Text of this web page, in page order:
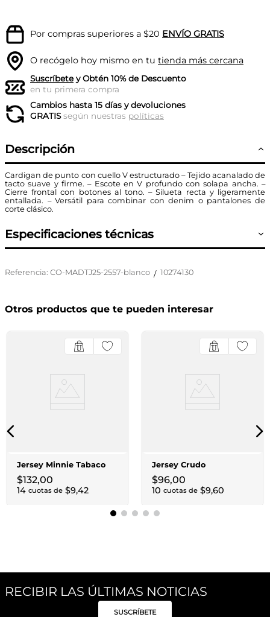
Por compras superiores a $20 ENVÍO GRATIS
O recógelo hoy mismo en tu tienda más cercana
Suscríbetey Obtén 10% de Descuento
en tu primera compra
Cambios hasta 15 días y devoluciones
GRATISsegún nuestras políticas
Descripción
Cardigan de punto con cuello V estructurado – Tejido acanalado de
tacto suave y firme. – Escote en V profundo con solapa ancha. –
Cierre frontal con botones al tono. – Silueta recta y ligeramente
entallada. – Versátil para combinar con denim o pantalones de
corte clásico.
Especificaciones técnicas
Referencia: CO-MADTJ25-2557-blanco / 10274130
Otros productos que te pueden interesar
Jersey Minnie Tabaco
$132,00
14 cuotas de $9,42
Jersey Crudo
$96,00
10 cuotas de $9,60
RECIBIR LAS ÚLTIMAS NOTICIAS
SUSCRÍBETE